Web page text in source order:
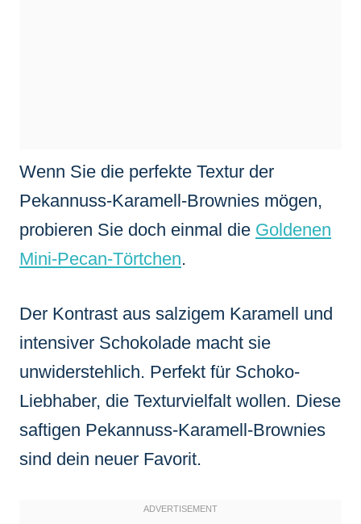
Wenn Sie die perfekte Textur der
Pekannuss-Karamell-Brownies mögen,
probieren Sie doch einmal die Goldenen
Mini-Pecan-Törtchen.
Der Kontrast aus salzigem Karamell und
intensiver Schokolade macht sie
unwiderstehlich. Perfekt für Schoko-
Liebhaber, die Texturvielfalt wollen. Diese
saftigen Pekannuss-Karamell-Brownies
sind dein neuer Favorit.